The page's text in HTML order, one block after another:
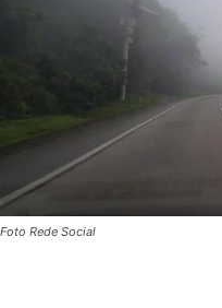
Foto Rede Social